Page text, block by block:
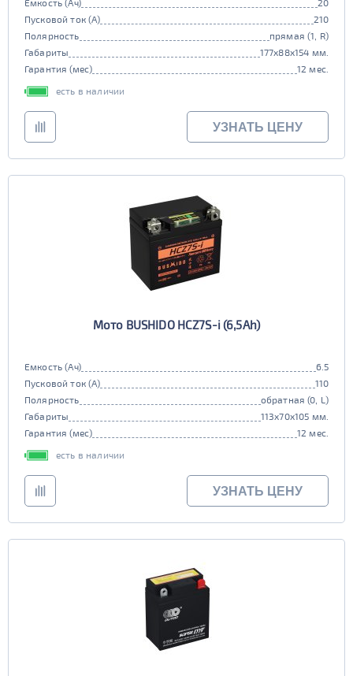
Емкость (Ач)
20
Пусковой ток (А)
210
Полярность
прямая (1, R)
Габариты
177x88x154 мм.
Гарантия (мес)
12 мес.
есть в наличии
УЗНАТЬ ЦЕНУ
Мото BUSHIDO HCZ7S-i (6,5Ah)
Емкость (Ач)
6.5
Пусковой ток (А)
110
Полярность
обратная (0, L)
Габариты
113x70x105 мм.
Гарантия (мес)
12 мес.
есть в наличии
УЗНАТЬ ЦЕНУ